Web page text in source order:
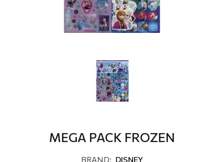
MEGA PACK FROZEN
BRAND: DISNEY